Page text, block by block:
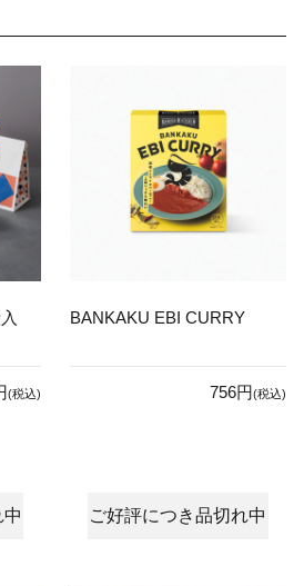
(税込)
BANKAKU EBI CURRY
756円(税込)
ご好評につき品切れ中